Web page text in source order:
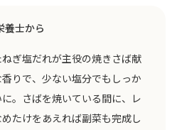
養士から
ぎ塩だれが主役の焼きさば献
りで、少ない塩分でもしっか
。さばを焼いている間に、レ
たけをあえれば副菜も完成し